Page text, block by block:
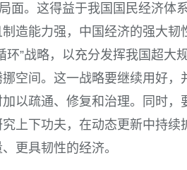
面。这得益于我国国民经济体
造能力强，中国经济的强大
环”战略，以充分发挥我国超大
空间。这一战略要继续用好，
加以疏通、修复和治理。同时
上下功夫，在动态更新中持续
更具韧性的经济。